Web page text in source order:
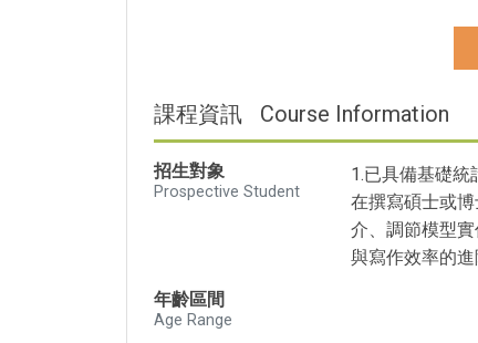
課程資訊 Course Information
招生對象
Prospective Student
1.已具備基礎統
在撰寫碩士或
介、調節模型
與寫作效率的
年齡區間
Age Range